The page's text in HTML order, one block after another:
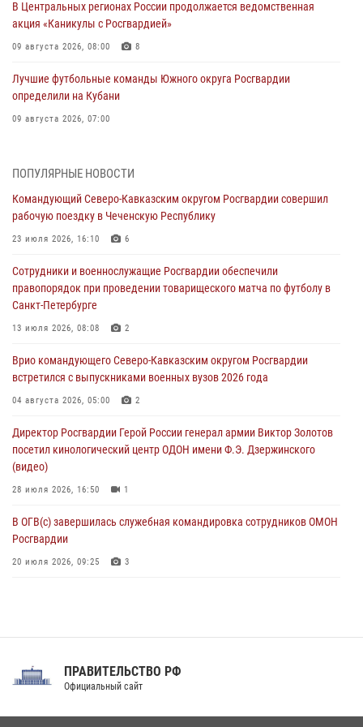
В Центральных регионах России продолжается ведомственная
акция «Каникулы с Росгвардией»
09 августа 2026, 08:00 8
Лучшие футбольные команды Южного округа Росгвардии
определили на Кубани
09 августа 2026, 07:00
(видео)
Росгвардейцы провели занятие по стрелковой подготовке для
воспитанников Центра детского, юношеского туризма и
09 августа 2026, 05:00
В регионах Урала бойцам Росгвардии в зону СВО передали свежие
тиражи газет
Всероссийская ведомственная акции «Каникулы с Росгвардией
проходит в Сибири
ПОПУЛЯРНЫЕ НОВОСТИ
Командующий Северо-Кавказским округом Росгвардии совершил
рабочую поездку в Чеченскую Республику
23 июля 2026, 16:10 6
Сотрудники и военнослужащие Росгвардии обеспечили
правопорядок при проведении товарищеского матча по футболу в
Санкт-Петербурге
13 июля 2026, 08:08 2
Врио командующего Северо-Кавказским округом Росгвардии
встретился с выпускниками военных вузов 2026 года
04 августа 2026, 05:00 2
Директор Росгвардии Герой России генерал армии Виктор Золотов
посетил кинологический центр ОДОН имени Ф.Э. Дзержинского
(видео)
28 июля 2026, 16:50 1
В ОГВ(с) завершилась служебная командировка сотрудников ОМОН
Росгвардии
20 июля 2026, 09:25 3
Праздник «Один день с Росгвардией» к 105-летию Центрального
ПРАВИТЕЛЬСТВО РФ
Официальный сайт